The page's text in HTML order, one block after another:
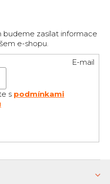
budeme zasílat informace
e-shopu.
E-mail
s podmínkami